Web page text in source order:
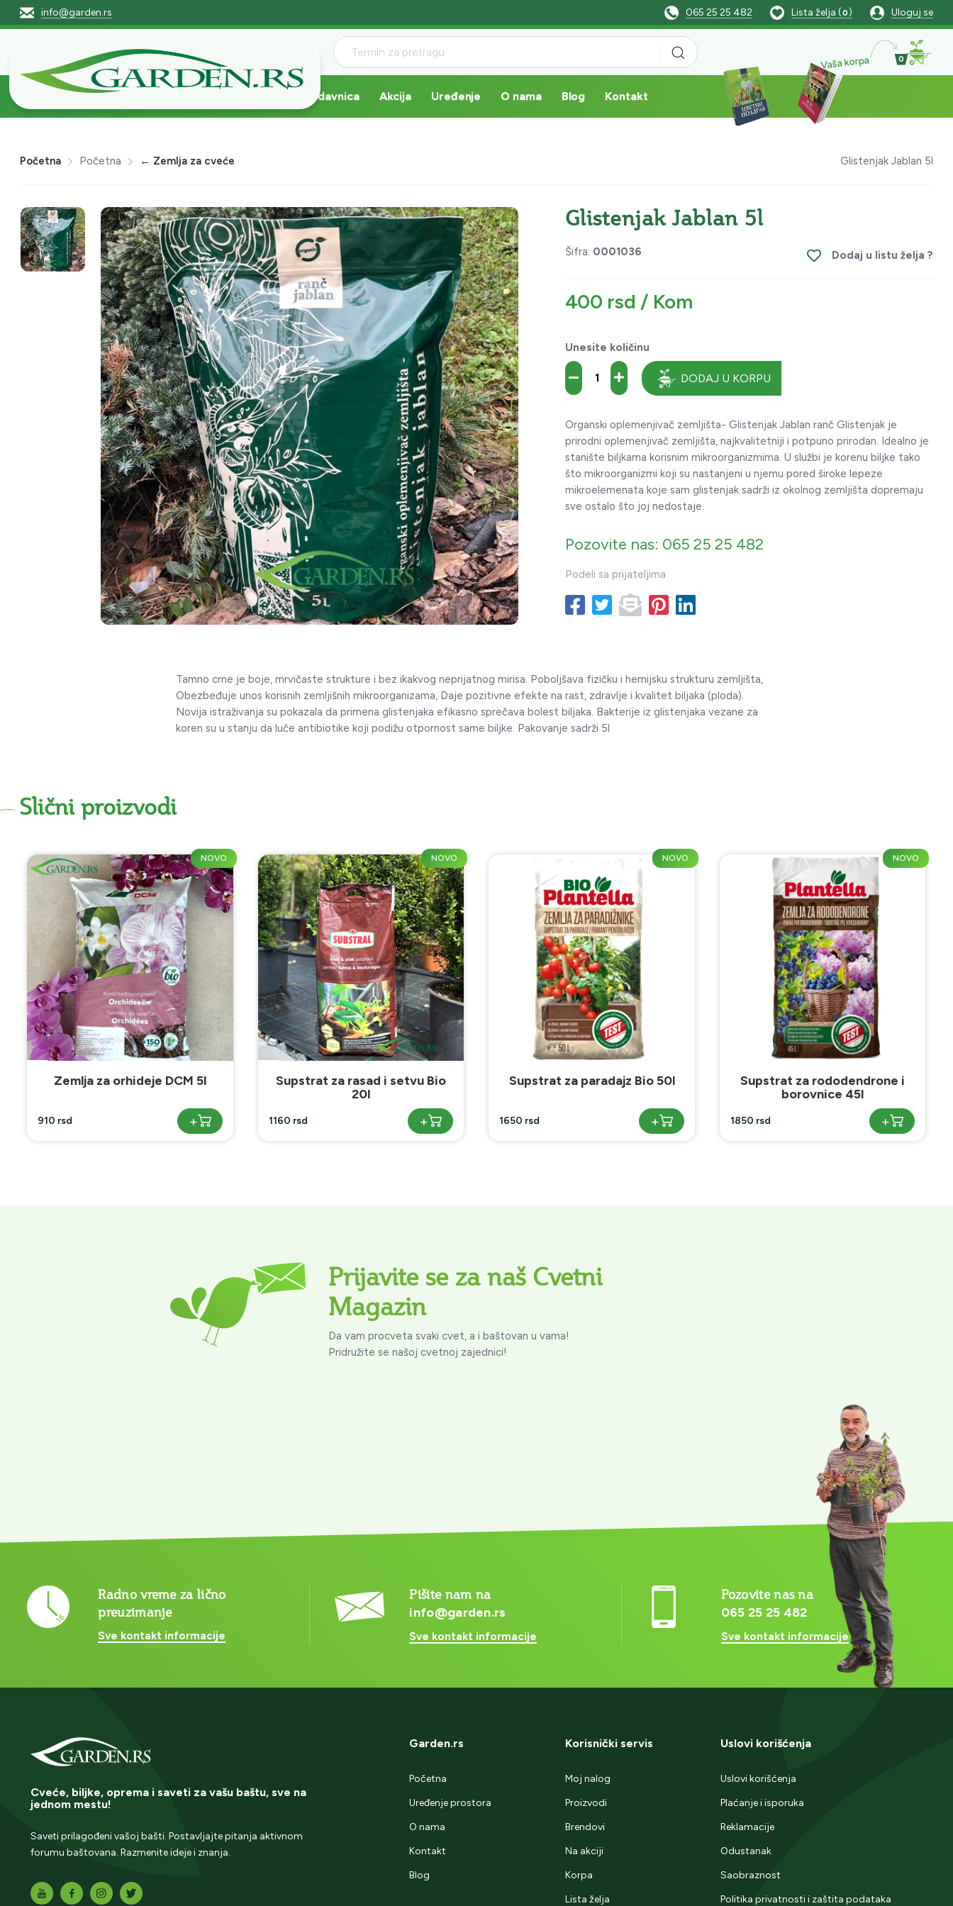
info@garden.rs 065 25 25 482 Lista želja (0 ) Uloguj se
Vaša korpa 0
Prodavnica Akcija Uređenje O nama Blog Kontakt
Početna Početna ← Zemlja za cveće Glistenjak Jablan 5l
Glistenjak Jablan 5l
Šifra: 0001036 Dodaj u listu želja ?
400 rsd / Kom
Unesite količinu
DODAJ U KORPU
Organski oplemenjivač zemljišta- Glistenjak Jablan ranč Glistenjak je
prirodni oplemenjivač zemljišta, najkvalitetniji i potpuno prirodan. Idealno je
stanište biljkama korisnim mikroorganizmima. U službi je korenu biljke tako
što mikroorganizmi koji su nastanjeni u njemu pored široke lepeze
mikroelemenata koje sam glistenjak sadrži iz okolnog zemljišta dopremaju
sve ostalo što joj nedostaje.
Pozovite nas: 065 25 25 482
Podeli sa prijateljima
Tamno crne je boje, mrvičaste strukture i bez ikakvog neprijatnog mirisa. Poboljšava fizičku i hemijsku strukturu zemljišta,
Obezbeđuje unos korisnih zemljišnih mikroorganizama, Daje pozitivne efekte na rast, zdravlje i kvalitet biljaka (ploda).
Novija istraživanja su pokazala da primena glistenjaka efikasno sprečava bolest biljaka. Bakterije iz glistenjaka vezane za
koren su u stanju da luče antibiotike koji podižu otpornost same biljke. Pakovanje sadrži 5l
Slični proizvodi
NOVO
Supstrat za rasad i setvu Bio
1160 rsd +
NOVO
Supstrat za paradajz Bio 50l
1650 rsd +
NOVO
Supstrat za rododendrone i
1850 rsd +
NOVO
Supstrat Bio Plantella Start 20l
840 rsd +
Prijavite se za naš Cvetni
Magazin
Da vam procveta svaki cvet, a i baštovan u vama!
Pridružite se našoj cvetnoj zajednici!
Radno vreme za lično
preuzimanje
Sve kontakt informacije
Pišite nam na
info@garden.rs
Sve kontakt informacije
Pozovite nas na
065 25 25 482
Sve kontakt informacije
Cveće, biljke, oprema i saveti za vašu baštu, sve na
jednom mestu!
Saveti prilagođeni vašoj bašti. Postavljajte pitanja aktivnom
forumu baštovana. Razmenite ideje i znanja.
Garden.rs
Početna
Uređenje prostora
O nama
Kontakt
Blog
Korisnički servis
Moj nalog
Proizvodi
Brendovi
Na akciji
Korpa
Lista želja
Uslovi korišćenja
Uslovi korišćenja
Plaćanje i isporuka
Reklamacije
Odustanak
Saobraznost
Politika privatnosti i zaštita podataka